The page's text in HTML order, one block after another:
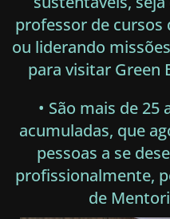
professor de
ou liderando
para visitar Green
• São mais de 25
acumuladas, que
pessoas a se
profissionalmente,
de